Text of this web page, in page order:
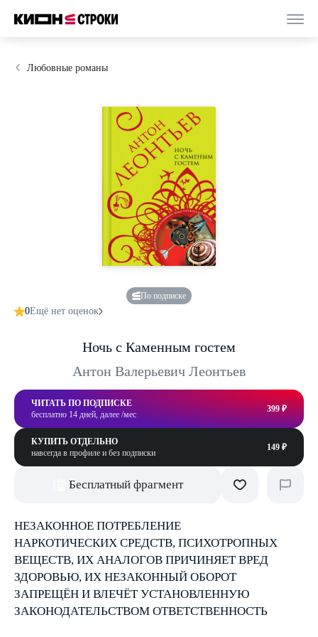
Любовные романы
По подписке
0Ещё нет оценок
Ночь с Каменным гостем
Антон Валерьевич Леонтьев
ЧИТАТЬ ПО ПОДПИСКЕ
бесплатно 14 дней, далее /мес
399 ₽
КУПИТЬ ОТДЕЛЬНО
навсегда в профиле и без подписки
149 ₽
Бесплатный фрагмент
НЕЗАКОННОЕ ПОТРЕБЛЕНИЕ
НАРКОТИЧЕСКИХ СРЕДСТВ, ПСИХОТРОПНЫХ
ВЕЩЕСТВ, ИХ АНАЛОГОВ ПРИЧИНЯЕТ ВРЕД
ЗДОРОВЬЮ, ИХ НЕЗАКОННЫЙ ОБОРОТ
ЗАПРЕЩЁН И ВЛЕЧЁТ УСТАНОВЛЕННУЮ
ЗАКОНОДАТЕЛЬСТВОМ ОТВЕТСТВЕННОСТЬ